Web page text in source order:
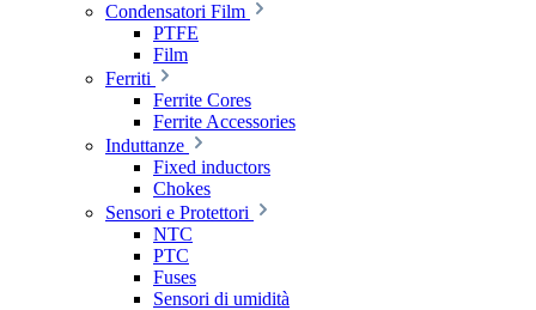
Condensatori Film
PTFE
Film
Ferriti
Ferrite Cores
Ferrite Accessories
Induttanze
Fixed inductors
Chokes
Sensori e Protettori
NTC
PTC
Fuses
Sensori di umidità